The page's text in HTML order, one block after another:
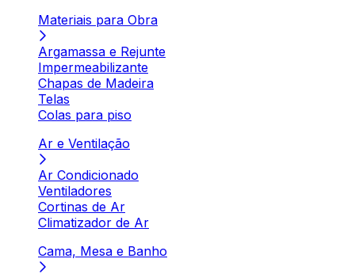
Materiais para Obra
Argamassa e Rejunte
Impermeabilizante
Chapas de Madeira
Telas
Colas para piso
Ar e Ventilação
Ar Condicionado
Ventiladores
Cortinas de Ar
Climatizador de Ar
Cama, Mesa e Banho